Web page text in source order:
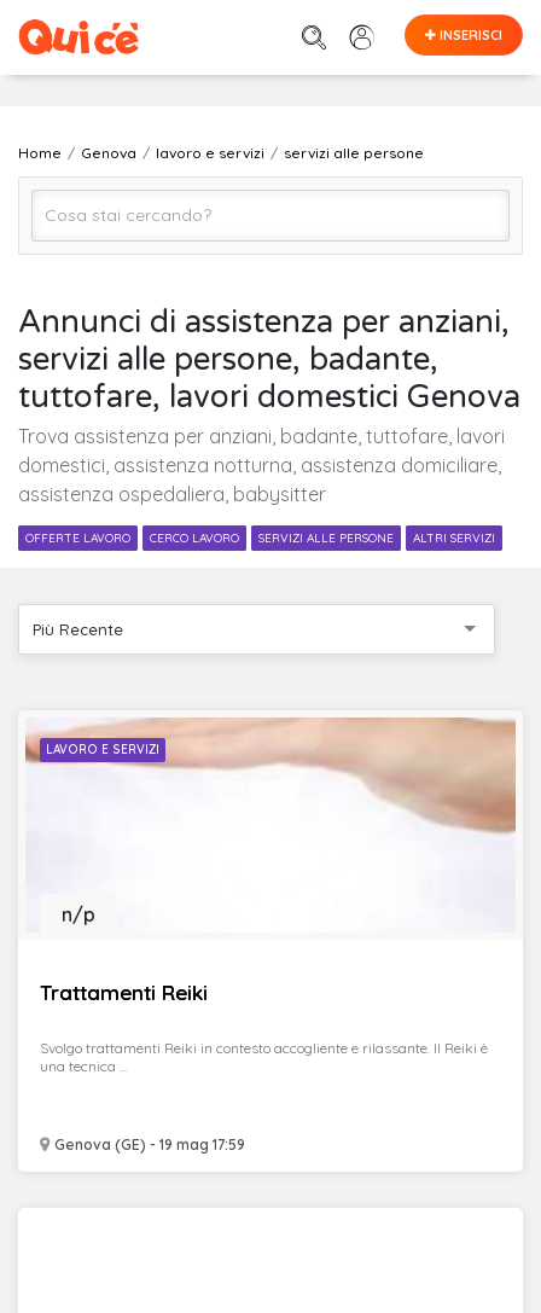
INSERISCI
Home Genova lavoro e servizi servizi alle persone
Genova
Cerca
Annunci di assistenza per anziani,
servizi alle persone, badante,
tuttofare, lavori domestici Genova
Trova assistenza per anziani, badante, tuttofare, lavori
domestici, assistenza notturna, assistenza domiciliare,
assistenza ospedaliera, babysitter
OFFERTE LAVORO CERCO LAVORO SERVIZI ALLE PERSONE ALTRI SERVIZI
Più Recente
LAVORO E SERVIZI
Trattamenti Reiki
Genova (GE) - 19 mag 17:59
n/p
Svolgo trattamenti Reiki in contesto accogliente e rilassante. Il Reiki è
una tecnica ...